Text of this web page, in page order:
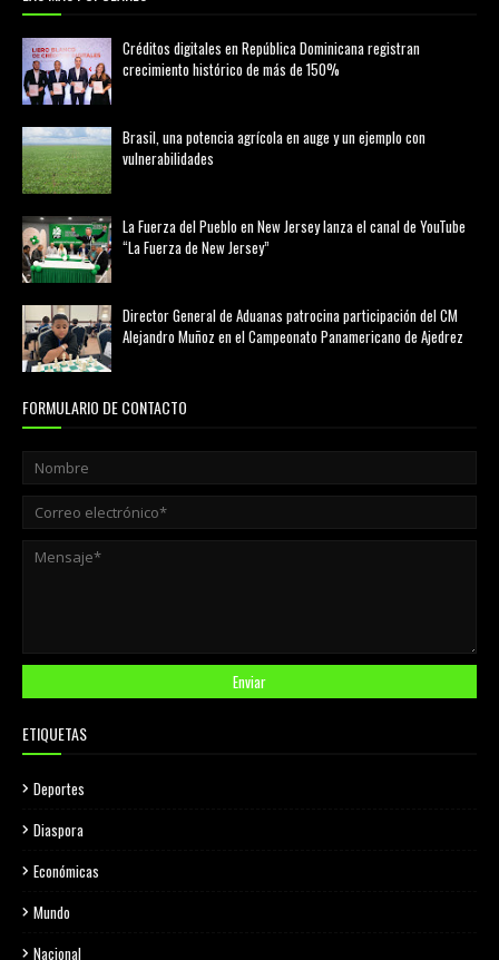
Créditos digitales en República Dominicana registran
crecimiento histórico de más de 150%
Brasil, una potencia agrícola en auge y un ejemplo con
vulnerabilidades
La Fuerza del Pueblo en New Jersey lanza el canal de YouTube
“La Fuerza de New Jersey”
Director General de Aduanas patrocina participación del CM
Alejandro Muñoz en el Campeonato Panamericano de Ajedrez
FORMULARIO DE CONTACTO
ETIQUETAS
Deportes
Diaspora
Económicas
Mundo
Nacional